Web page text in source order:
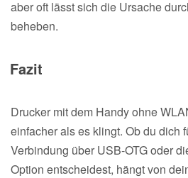
aber oft lässt sich die Ursache
beheben.
Fazit
Drucker mit dem Handy ohne
einfacher als es klingt. Ob du dich
Verbindung über USB-OTG oder
Option entscheidest, hängt von